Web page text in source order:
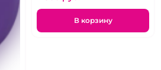
В корзину